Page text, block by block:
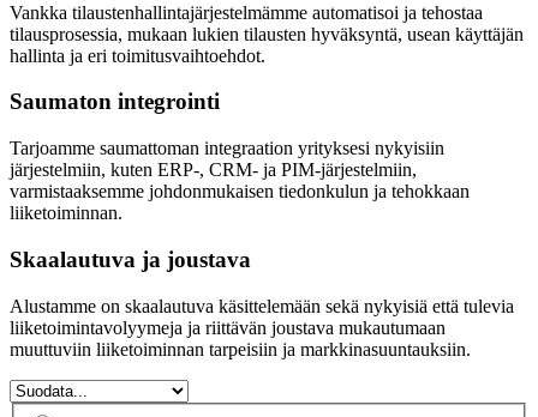
Vankka tilaustenhallintajärjestelmämme automatisoi ja tehostaa
tilausprosessia, mukaan lukien tilausten hyväksyntä, usean käyttäjän
hallinta ja eri toimitusvaihtoehdot.
Saumaton integrointi
Tarjoamme saumattoman integraation yrityksesi nykyisiin
järjestelmiin, kuten ERP-, CRM- ja PIM-järjestelmiin,
varmistaaksemme johdonmukaisen tiedonkulun ja tehokkaan
liiketoiminnan.
Skaalautuva ja joustava
Alustamme on skaalautuva käsittelemään sekä nykyisiä että tulevia
liiketoimintavolyymeja ja riittävän joustava mukautumaan
muuttuviin liiketoiminnan tarpeisiin ja markkinasuuntauksiin.